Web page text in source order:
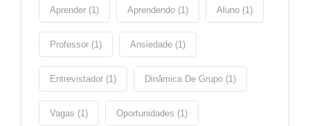
Aprender (1) Aprendendo (1) Aluno (1)
Professor (1) Ansiedade (1)
Entrevistador (1) Dinâmica De Grupo (1)
Vagas (1) Oportunidades (1)